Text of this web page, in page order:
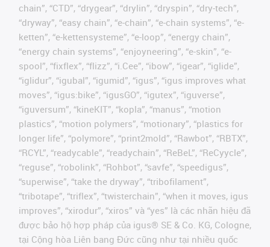
chain”, “CTD”, “drygear”, “drylin”, “dryspin”, “dry-tech”,
“dryway”, “easy chain”, “e-chain”, “e-chain systems”, “e-
ketten”, “e-kettensysteme”, “e-loop”, “energy chain”,
“energy chain systems”, “enjoyneering”, “e-skin”, “e-
spool”, “fixflex”, “flizz”, “i.Cee”, “ibow”, “igear”, “iglide”,
“iglidur”, “igubal”, “igumid”, “igus”, “igus improves what
moves”, “igus:bike”, “igusGO”, “igutex”, “iguverse”,
“iguversum”, “kineKIT”, “kopla”, “manus”, “motion
plastics”, “motion polymers”, “motionary”, “plastics for
longer life”, “polymore”, “print2mold”, “Rawbot”, “RBTX”,
“RCYL”, “readycable”, “readychain”, “ReBeL”, “ReCyycle”,
“reguse”, “robolink”, “Rohbot”, “savfe”, “speedigus”,
“superwise”, “take the dryway”, “tribofilament”,
“tribotape”, “triflex”, “twisterchain”, “when it moves, igus
improves”, “xirodur”, “xiros” và “yes” là các nhãn hiệu đã
được bảo hộ hợp pháp của igus® SE & Co. KG, Cologne,
tại Cộng hòa Liên bang Đức cũng như tại nhiều quốc